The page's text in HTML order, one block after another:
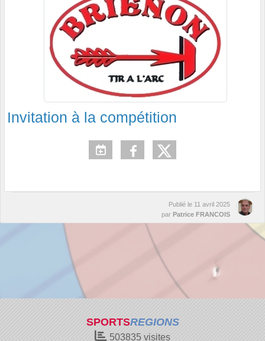
Invitation à la compétition
Publié le 11 avril 2025
par Patrice FRANCOIS
SPORTSREGIONS
503835 visites